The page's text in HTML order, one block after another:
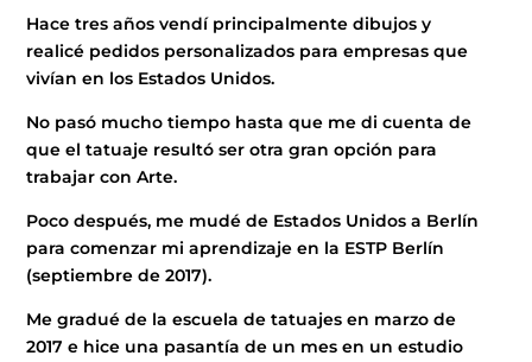
Hace tres años vendí principalmente dibujos y
realicé pedidos personalizados para empresas que
vivían en los Estados Unidos.
No pasó mucho tiempo hasta que me di cuenta de
que el tatuaje resultó ser otra gran opción para
trabajar con Arte.
Poco después, me mudé de Estados Unidos a Berlín
para comenzar mi aprendizaje en la ESTP Berlín
(septiembre de 2017).
Me gradué de la escuela de tatuajes en marzo de
2017 e hice una pasantía de un mes en un estudio